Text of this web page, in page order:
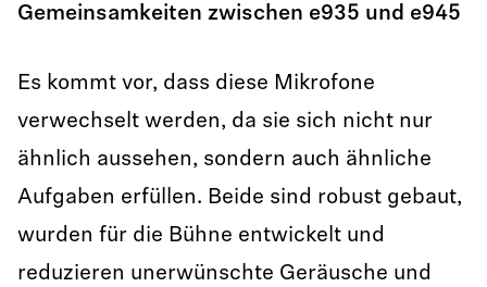
Gemeinsamkeiten zwischen e935 und e945
Es kommt vor, dass diese Mikrofone
verwechselt werden, da sie sich nicht nur
ähnlich aussehen, sondern auch ähnliche
Aufgaben erfüllen. Beide sind robust gebaut,
wurden für die Bühne entwickelt und
reduzieren unerwünschte Geräusche und